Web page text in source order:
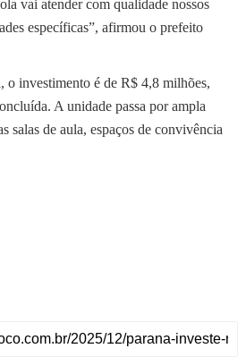
vai atender com qualidade nossos
específicas”, afirmou o prefeito
o investimento é de R$ 4,8 milhões,
A unidade passa por ampla
salas de aula, espaços de convivência